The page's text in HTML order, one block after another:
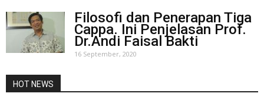
Filosofi dan Penerapan Tiga
Cappa. Ini Penjelasan Prof.
Dr.Andi Faisal Bakti
16 September, 2020
HOT NEWS